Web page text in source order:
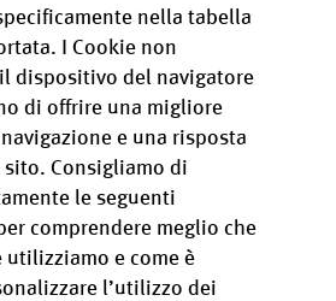
nella tabella
I Cookie non
dispositivo del navigatore
di offrire una migliore
e una risposta
Consigliamo di
le seguenti
comprendere meglio che
e come è
l’utilizzo dei